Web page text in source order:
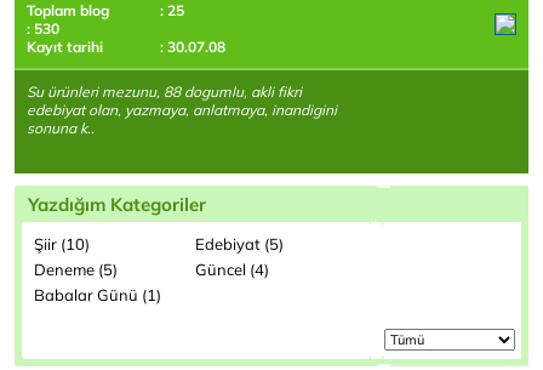
Toplam blog
: 25
: 530
Kayıt tarihi
: 30.07.08
Su ürünleri mezunu, 88 dogumlu, akli fikri
edebiyat olan, yazmaya, anlatmaya, inandigini
sonuna k..
Yazdığım Kategoriler
Şiir (10)
Edebiyat (5)
Deneme (5)
Güncel (4)
Babalar Günü (1)